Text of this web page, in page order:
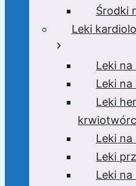
Środki
Leki
Leki na
Leki
Leki
Leki
Leki
Leki